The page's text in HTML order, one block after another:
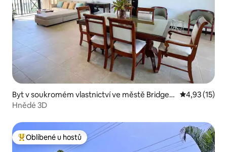
Byt v soukromém vlastnictví ve městě Bridget
own
Průměrné
4,93 (15)
Hnědé 3D
Nejlepší v kategorii Oblíbené u hostů
Oblíbené u hostů